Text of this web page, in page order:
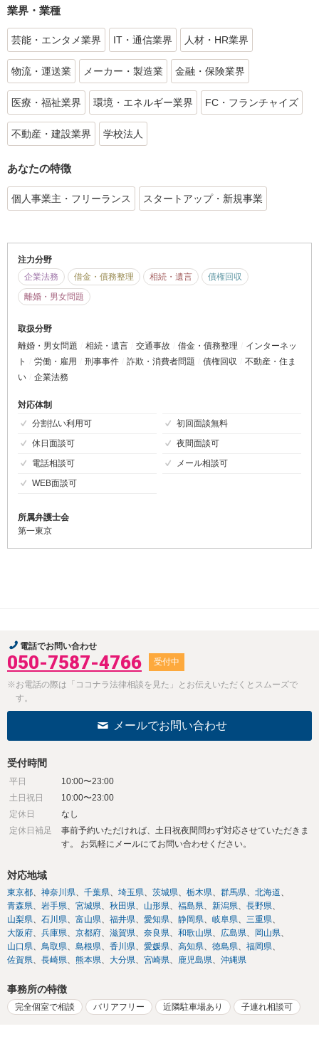
業界・業種
芸能・エンタメ業界 IT・通信業界 人材・HR業界
物流・運送業 メーカー・製造業 金融・保険業界
医療・福祉業界 環境・エネルギー業界 FC・フランチャイズ
不動産・建設業界 学校法人
あなたの特徴
個人事業主・フリーランス スタートアップ・新規事業
注力分野
企業法務
借金・債務整理 相続・遺言
債権回収
離婚・男女問題
取扱分野
離婚・男女問題
相続・遺言 交通事故 借金・債務整理
インターネッ
ト
労働・雇用 刑事事件 詐欺・消費者問題 債権回収
不動産・住ま
い
企業法務
対応体制
分割払い利用可
初回面談無料
休日面談可
夜間面談可
電話相談可
メール相談可
WEB面談可
所属弁護士会
第一東京
電話でお問い合わせ
050-7587-4766 受付中
※お電話の際は「ココナラ法律相談を見た」とお伝えいただくとスムーズで
す。
メールでお問い合わせ
受付時間
平日
10:00〜23:00
土日祝日
10:00〜23:00
定休日
なし
定休日補足
事前予約いただければ、土日祝夜間問わず対応させていただきま
す。 お気軽にメールにてお問い合わせください。
対応地域
東京都 神奈川県 千葉県 埼玉県 茨城県 栃木県 群馬県
北海道
青森県
岩手県 宮城県 秋田県 山形県 福島県 新潟県
長野県
山梨県
石川県 富山県 福井県 愛知県 静岡県 岐阜県
三重県
大阪府
兵庫県 京都府 滋賀県 奈良県 和歌山県 広島県
岡山県
山口県
鳥取県 島根県 香川県 愛媛県 高知県 徳島県
福岡県
佐賀県
長崎県 熊本県 大分県 宮崎県 鹿児島県 沖縄県
事務所の特徴
完全個室で相談 バリアフリー 近隣駐車場あり 子連れ相談可